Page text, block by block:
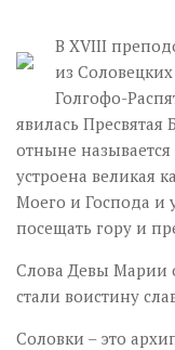
В XVIII
из
Голгофо-
явилась Пресвятая
отныне
устроена великая
Моего и Господа и
посещать гору и
Слова Девы Марии
стали воистину
Соловки – это